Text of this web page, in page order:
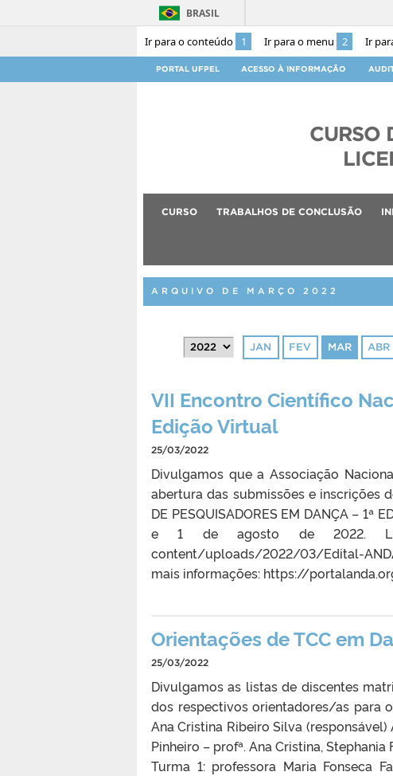
Ir para o conteúdo 1 Ir para o menu 2 Ir
BRASIL
PORTAL UFPEL ACESSO À INFORMAÇÃO
CURSO
CURSO TRABALHOS DE CONCLUSÃO
ARQUIVO DE MARÇO 2022
JAN FEV MAR ABR
VII Encontro Científico
Edição Virtual
25/03/2022
Divulgamos que a Associação
abertura das submissões e inscrições
DE PESQUISADORES EM DANÇA – 1ª
e 1 de agosto de 2022. Link
content/uploads/2022/03/Edital-
mais informações: https://
Orientações de TCC em
25/03/2022
Divulgamos as listas de discentes
dos respectivos orientadores/as para
Ana Cristina Ribeiro Silva
Pinheiro – profª. Ana Cristina,
Turma 1: professora Maria Fonseca